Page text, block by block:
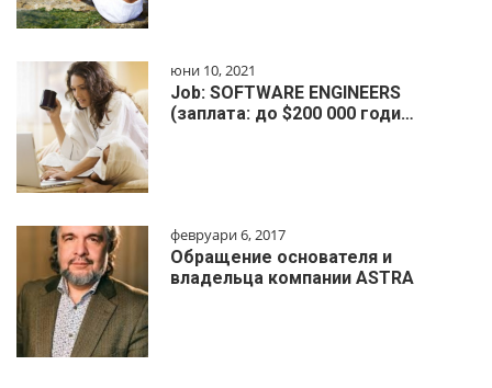
юни 10, 2021
Job: SOFTWARE ENGINEERS
(заплата: до $200 000 годи…
февруари 6, 2017
Обращение основателя и
владельца компании ASTRA